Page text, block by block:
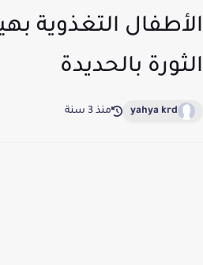
التغذوية
بالحديدة
yahya krd منذ 3 سنة